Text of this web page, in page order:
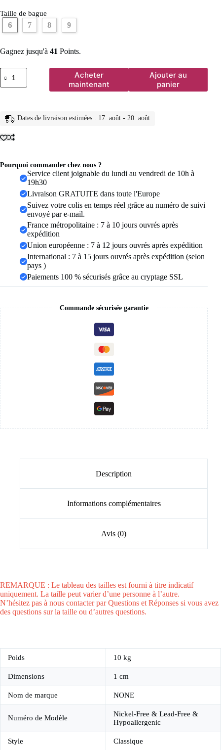
Taille de bague
6 7 8 9
Gagnez jusqu'à 41 Points.
quantité
de
Bague
est
elle,
tombera
Argent
Alliance
Promesse
Couples,
Hommes
Femmes,
Cadeau
Religieux
pour
la
Saint-
Valentin
Acheter
maintenant
Ajouter au
panier
Dates de livraison estimées : 17. août - 20. août
Pourquoi commander chez nous ?
Service client joignable du lundi au vendredi de 10h à
19h30
Livraison GRATUITE dans toute l'Europe
Suivez votre colis en temps réel grâce au numéro de suivi
envoyé par e-mail.
France métropolitaine : 7 à 10 jours ouvrés après
expédition
Union européenne : 7 à 12 jours ouvrés après expédition
International : 7 à 15 jours ouvrés après expédition (selon
pays )
Paiements 100 % sécurisés grâce au cryptage SSL
Commande sécurisée garantie
Description
Informations complémentaires
Avis (0)
REMARQUE : Le tableau des tailles est fourni à titre indicatif
uniquement. La taille peut varier d’une personne à l’autre.
N’hésitez pas à nous contacter par Questions et Réponses si vous avez
des questions sur la taille ou d’autres questions.
Poids 10 kg
Dimensions 1 cm
Nom de marque NONE
Numéro de Modèle
Nickel-Free & Lead-Free &
Hypoallergenic
Style Classique